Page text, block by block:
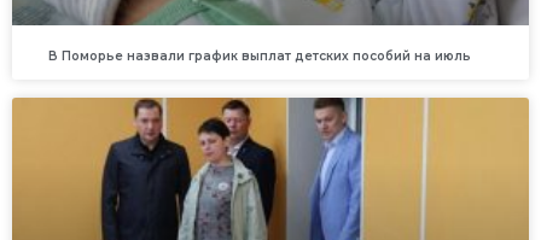
В Поморье назвали график выплат детских пособий на июль